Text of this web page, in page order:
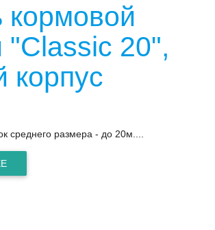
кормовой
"Classic 20",
корпус
среднего размера - до 20м....